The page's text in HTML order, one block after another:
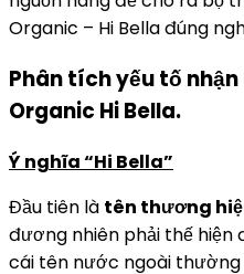
Organic – Hi Bella đúng
Phân tích yếu tố
Organic Hi Bella.
Ý nghĩa “Hi Bella”
Đầu tiên là tên thương
đương nhiên phải thế hiện
cái tên nước ngoài